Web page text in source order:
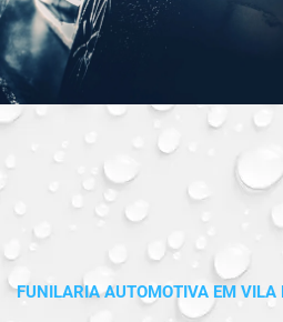
FUNILARIA AUTOMOTIVA EM VILA